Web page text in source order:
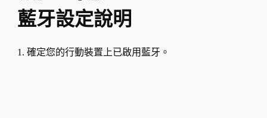
藍牙設定說明
1. 確定您的行動裝置上已啟用藍牙。